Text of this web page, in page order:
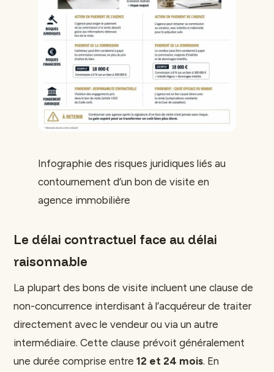
Infographie des risques juridiques liés au
contournement d’un bon de visite en
agence immobilière
Le délai contractuel face au délai
raisonnable
La plupart des bons de visite incluent une clause de
non-concurrence interdisant à l’acquéreur de traiter
directement avec le vendeur ou via un autre
intermédiaire. Cette clause prévoit généralement
une durée comprise entre 12 et 24 mois. En